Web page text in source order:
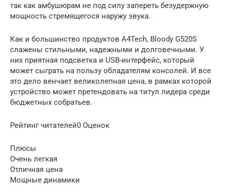
так как амбушюрам не под силу запереть безудержную
мощность стремящегося наружу звука.
Как и большинство продуктов A4Tech, Bloody G520S
слажены стильными, надежными и долговечными. У
них приятная подсветка и USB-интерфейс, который
может сыграть на пользу обладателям консолей. И все
это дело венчает великолепная цена, в рамках которой
устройство может претендовать на титул лидера среди
бюджетных собратьев.
Рейтинг читателей0 Оценок
Плюсы
Очень легкая
Отличная цена
Мощные динамики